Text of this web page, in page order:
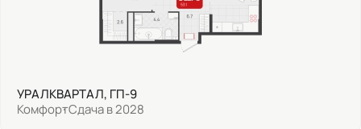
УРАЛКВАРТАЛ, ГП-9
КомфортСдача в 2028